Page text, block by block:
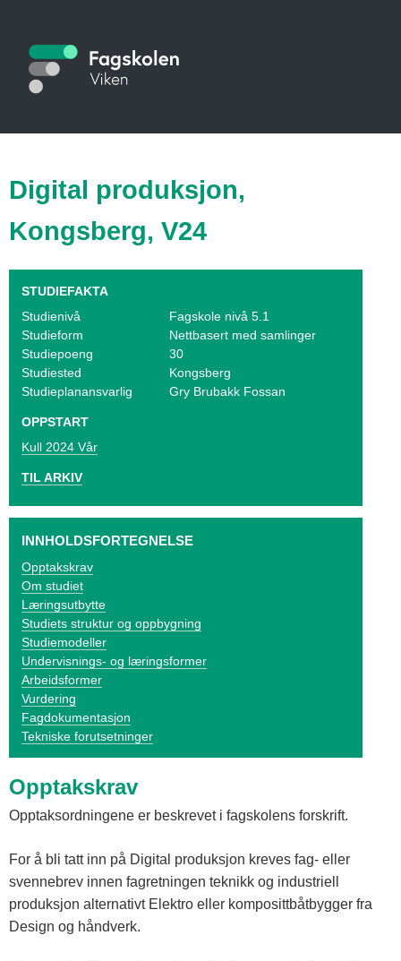
hovedinnhold
S
t
i
e
k
a
t
a
l
o
g
V
i
k
e
n
Digital produksjon,
Kongsberg, V24
STUDIEFAKTA
Studienivå
Fagskole nivå 5.1
Studieform
Nettbasert med samlinger
Studiepoeng
30
Studiested
Kongsberg
Studieplanansvarlig
Gry Brubakk Fossan
OPPSTART
2024 Vår
TIL ARKIV
INNHOLDSFORTEGNELSE
Opptakskrav
Om studiet
Læringsutbytte
Studiets struktur og oppbygning
Studiemodeller
Undervisnings- og læringsformer
Arbeidsformer
Vurdering
Fagdokumentasjon
Tekniske forutsetninger
Opptakskrav
Opptaksordningene er beskrevet i fagskolens forskrift.
For å bli tatt inn på Digital produksjon kreves fag- eller
svennebrev innen fagretningen teknikk og industriell
produksjon alternativt Elektro eller komposittbåtbygger fra
Design og håndverk.